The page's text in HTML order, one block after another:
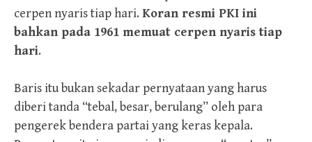
cerpen nyaris tiap hari. Koran resmi PKI ini
bahkan pada 1961 memuat cerpen nyaris tiap
hari.
Baris itu bukan sekadar pernyataan yang harus
diberi tanda “tebal, besar, berulang” oleh para
pengerek bendera partai yang keras kepala.